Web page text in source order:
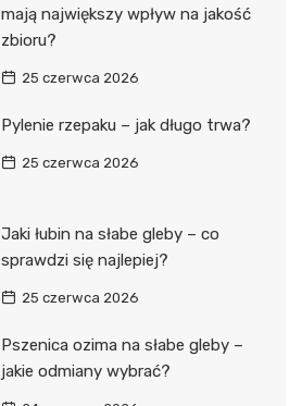
mają największy wpływ na jakość
zbioru?
25 czerwca 2026
Pylenie rzepaku – jak długo trwa?
25 czerwca 2026
Jaki łubin na słabe gleby – co
sprawdzi się najlepiej?
25 czerwca 2026
Pszenica ozima na słabe gleby –
jakie odmiany wybrać?